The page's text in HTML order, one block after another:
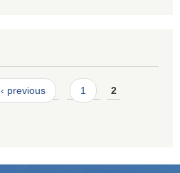
‹ previous 1 2